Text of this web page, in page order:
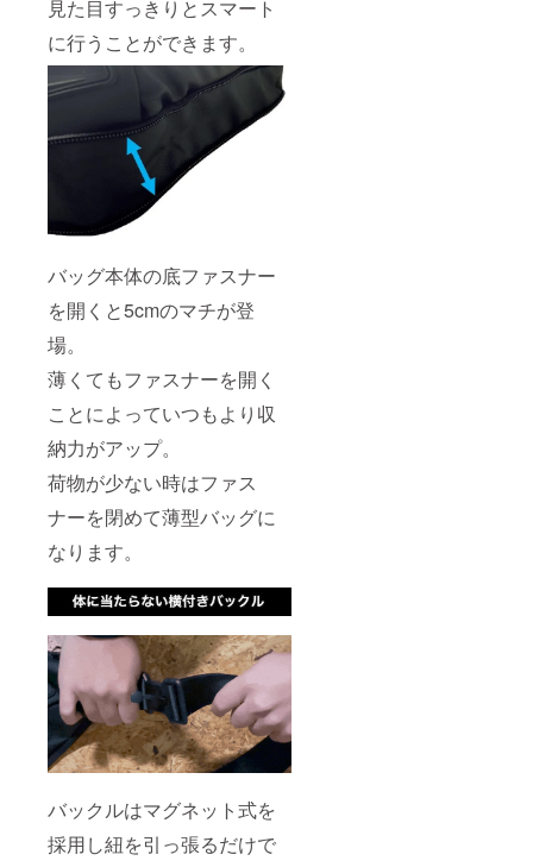
見た目すっきりとスマート
に行うことができます。
バッグ本体の底ファスナー
を開くと5cmのマチが登
場。
薄くてもファスナーを開く
ことによっていつもより収
納力がアップ。
荷物が少ない時はファス
ナーを閉めて薄型バッグに
なります。
バックルはマグネット式を
採用し紐を引っ張るだけで